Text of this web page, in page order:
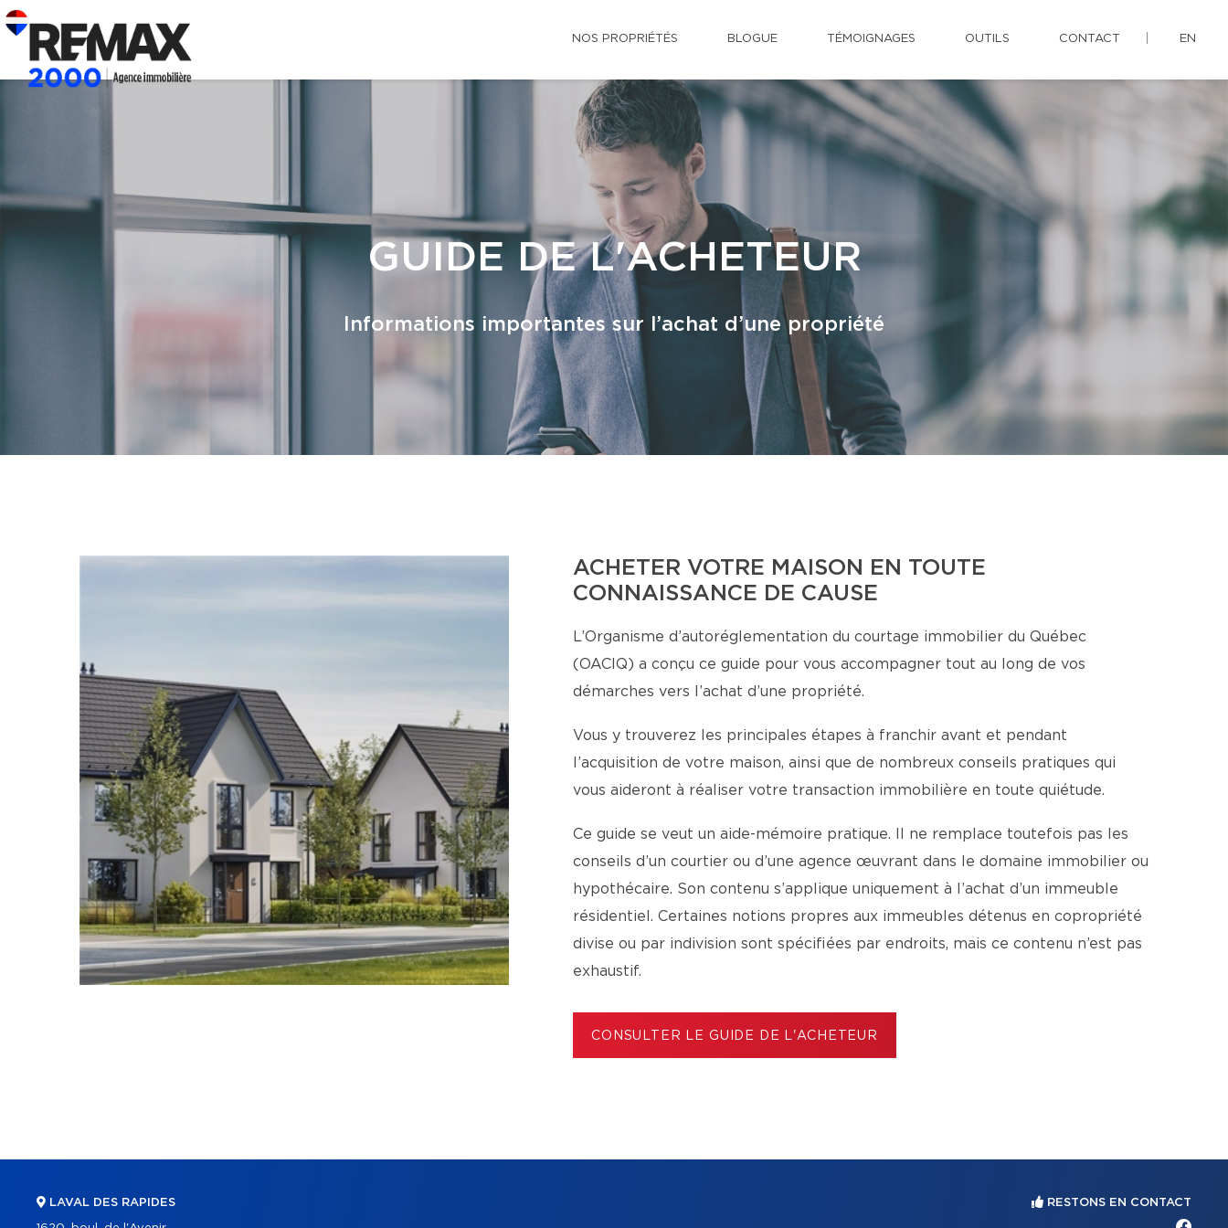
NOS PROPRIÉTÉS BLOGUE TÉMOIGNAGES OUTILS CONTACT EN
GUIDE DE L'ACHETEUR
Informations importantes sur l’achat d’une propriété
ACHETER VOTRE MAISON EN TOUTE
CONNAISSANCE DE CAUSE
L’Organisme d’autoréglementation du courtage immobilier du Québec
(OACIQ) a conçu ce guide pour vous accompagner tout au long de vos
démarches vers l’achat d’une propriété.
Vous y trouverez les principales étapes à franchir avant et pendant
l’acquisition de votre maison, ainsi que de nombreux conseils pratiques qui
vous aideront à réaliser votre transaction immobilière en toute quiétude.
Ce guide se veut un aide-mémoire pratique. Il ne remplace toutefois pas les
conseils d’un courtier ou d’une agence œuvrant dans le domaine immobilier ou
hypothécaire. Son contenu s’applique uniquement à l’achat d’un immeuble
résidentiel. Certaines notions propres aux immeubles détenus en copropriété
divise ou par indivision sont spécifiées par endroits, mais ce contenu n’est pas
exhaustif.
CONSULTER LE GUIDE DE L'ACHETEUR
LAVAL DES RAPIDES RESTONS EN CONTACT